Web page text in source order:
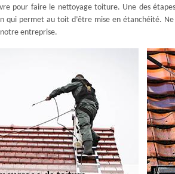
pour faire le nettoyage toiture. Une des
qui permet au toit d’être mise en étanchéité.
notre entreprise.